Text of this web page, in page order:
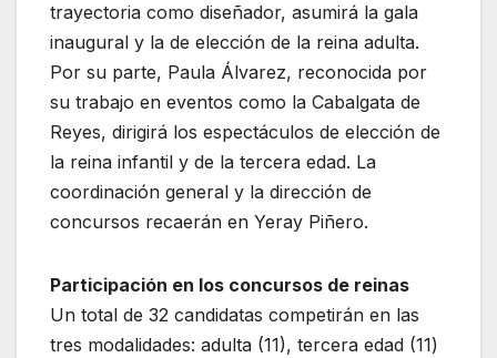
trayectoria como diseñador, asumirá la gala
inaugural y la de elección de la reina adulta.
Por su parte, Paula Álvarez, reconocida por
su trabajo en eventos como la Cabalgata de
Reyes, dirigirá los espectáculos de elección de
la reina infantil y de la tercera edad. La
coordinación general y la dirección de
concursos recaerán en Yeray Piñero.
Participación en los concursos de reinas
Un total de 32 candidatas competirán en las
tres modalidades: adulta (11), tercera edad (11)